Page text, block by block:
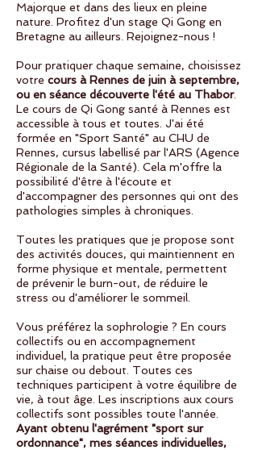
Majorque et dans des lieux en pleine
nature. Profitez d'un stage Qi Gong en
Bretagne au ailleurs. Rejoignez-nous !
Pour pratiquer chaque semaine, choisissez
votre cours à Rennes de juin à septembre,
ou en séance découverte l'été au Thabor.
Le cours de Qi Gong santé à Rennes est
accessible à tous et toutes. J'ai été
formée en "Sport Santé" au CHU de
Rennes, cursus labellisé par l'ARS (Agence
Régionale de la Santé). Cela m'offre la
possibilité d'être à l'écoute et
d'accompagner des personnes qui ont des
pathologies simples à chroniques.
Toutes les pratiques que je propose sont
des activités douces, qui maintiennent en
forme physique et mentale, permettent
de prévenir le burn-out, de réduire le
stress ou d'améliorer le sommeil.
Vous préférez la sophrologie ? En cours
collectifs ou en accompagnement
individuel, la pratique peut être proposée
sur chaise ou debout. Toutes ces
techniques participent à votre équilibre de
vie, à tout âge. Les inscriptions aux cours
collectifs sont possibles toute l'année.
Ayant obtenu l'agrément "sport sur
ordonnance", mes séances individuelles,